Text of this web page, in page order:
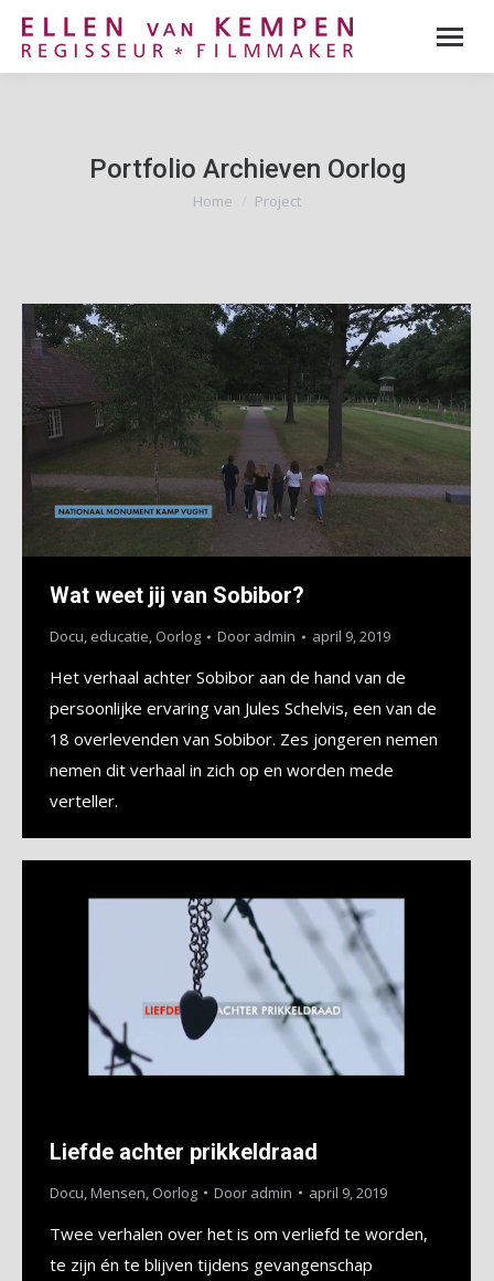
Portfolio Archieven Oorlog
Je bent hier:
Home Project
Wat weet jij van Sobibor?
Docu, educatie, Oorlog Door admin april 9, 2019
Het verhaal achter Sobibor aan de hand van de
persoonlijke ervaring van Jules Schelvis, een van de
18 overlevenden van Sobibor. Zes jongeren nemen
nemen dit verhaal in zich op en worden mede
verteller.
Liefde achter prikkeldraad
Docu Mensen Oorlog Door admin april 9, 2019
Twee verhalen over het is om verliefd te worden,
te zijn én te blijven tijdens gevangenschap